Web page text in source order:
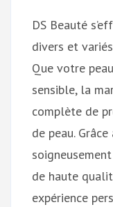
DS Beauté
divers et
Que votre
sensible, la
complète de
de peau.
de haute
expérience